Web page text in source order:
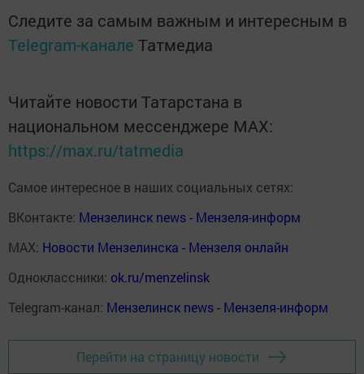
Следите за самым важным и интересным в
Telegram-канале Татмедиа
Читайте новости Татарстана в
национальном мессенджере MАХ:
https://max.ru/tatmedia
Самое интересное в наших социальных сетях:
ВКонтакте: Мензелинск news - Мензеля-информ
MAX: Новости Мензелинска - Мензеля онлайн
Одноклассники: ok.ru/menzelinsk
Telegram-канал: Мензелинск news - Мензеля-информ
Перейти на страницу новости